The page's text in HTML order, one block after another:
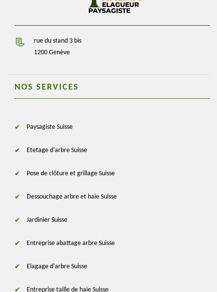
rue du stand 3 bis
1200 Genève
NOS SERVICES
Paysagiste Suisse
Etetage d'arbre Suisse
Pose de clôture et grillage Suisse
Dessouchage arbre et haie Suisse
Jardinier Suisse
Entreprise abattage arbre Suisse
Elagage d'arbre Suisse
Entreprise taille de haie Suisse